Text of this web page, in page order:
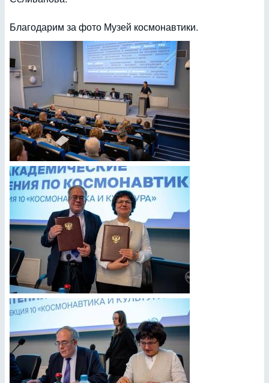
Благодарим за фото Музей космонавтики.